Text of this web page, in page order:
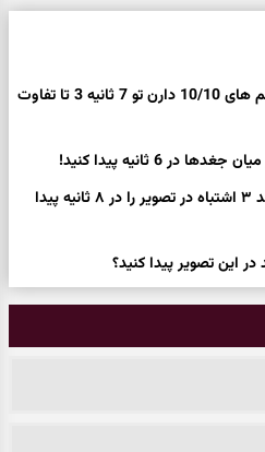
بازی فکری : فقط اوناییکه چشم های 10/10 دارن تو 7 ثانیه 3 تا تفاوت
6 ثانیه پیدا کنید!
بازی فکری : افراد کمی می‌توانند ۳ اشتباه در تصویر را در ۸ ثانیه پیدا
این تصویر پیدا کنید؟